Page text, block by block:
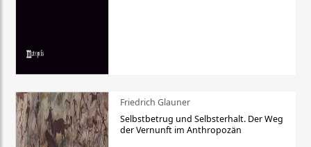
Friedrich Glauner
Selbstbetrug und Selbsterhalt. Der Weg
der Vernunft im Anthropozän